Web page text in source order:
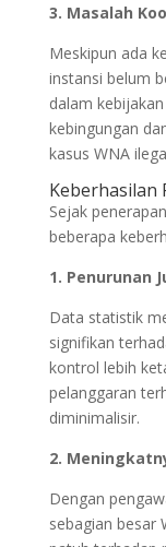
3. Masalah
Meskipun ada
instansi belum
dalam
kebingungan
kasus WNA
Keberhasilan
Sejak
beberapa
1. Penurunan
Data statistik
signifikan
kontrol lebih
pelanggaran
diminimalisir.
2.
Dengan
sebagian besar